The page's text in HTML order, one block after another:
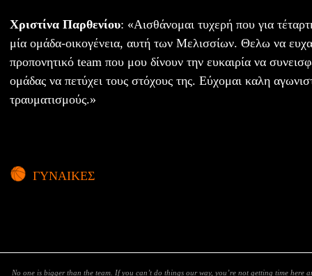
Χριστίνα Παρθενίου: «Αισθάνομαι τυχερή που για
μία ομάδα-οικογένεια, αυτή των Μελισσίων. Θελω να
προπονητικό team που μου δίνουν την ευκαιρία να
ομάδας να πετύχει τους στόχους της. Εύχομαι καλη
τραυματισμούς.»
ΓΥΝΑΙΚΕΣ
No one is bigger than the team. If you can’t do things our way, you’re not getting time here